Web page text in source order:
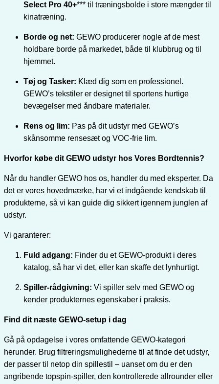
Select Pro 40+*** til træningsbolde i store mængder til
kinatræning.
Borde og net: GEWO producerer nogle af de mest
holdbare borde på markedet, både til klubbrug og til
hjemmet.
Tøj og Tasker: Klæd dig som en professionel.
GEWO’s tekstiler er designet til sportens hurtige
bevægelser med åndbare materialer.
Rens og lim: Pas på dit udstyr med GEWO’s
skånsomme rensesæt og VOC-frie lim.
Hvorfor købe dit GEWO udstyr hos Vores Bordtennis?
Når du handler GEWO hos os, handler du med eksperter. Da
det er vores hovedmærke, har vi et indgående kendskab til
produkterne, så vi kan guide dig sikkert igennem junglen af
udstyr.
Vi garanterer:
Fuld adgang: Finder du et GEWO-produkt i deres
katalog, så har vi det, eller kan skaffe det lynhurtigt.
Spiller-rådgivning: Vi spiller selv med GEWO og
kender produkternes egenskaber i praksis.
Find dit næste GEWO-setup i dag
Gå på opdagelse i vores omfattende GEWO-kategori
herunder. Brug filtreringsmulighederne til at finde det udstyr,
der passer til netop din spillestil – uanset om du er den
angribende topspin-spiller, den kontrollerede allrounder eller